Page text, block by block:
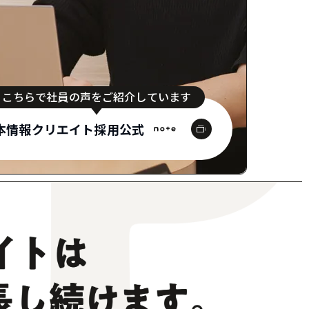
こちらで社員の声をご紹介しています
情報クリエイト採用公式